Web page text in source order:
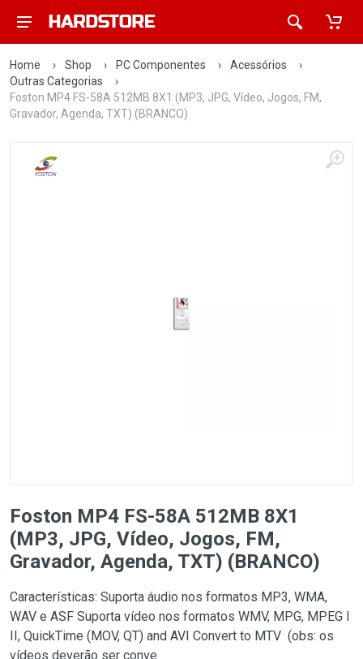
Home › Shop › PC Componentes › Acessórios
›
Outras Categorias
›
Foston MP4 FS-58A 512MB 8X1 (MP3, JPG, Vídeo, Jogos, FM,
Gravador, Agenda, TXT) (BRANCO)
Foston MP4 FS-58A 512MB 8X1
(MP3, JPG, Vídeo, Jogos, FM,
Gravador, Agenda, TXT) (BRANCO)
Características: Suporta áudio nos formatos MP3, WMA,
WAV e ASF Suporta vídeo nos formatos WMV, MPG, MPEG I
II, QuickTime (MOV, QT) and AVI Convert to MTV (obs: os
vídeos deverão ser conve